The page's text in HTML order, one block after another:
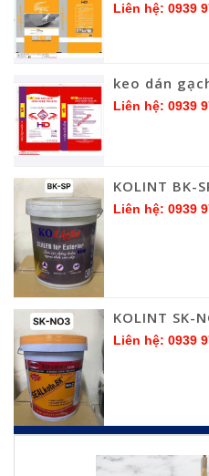
Liên hệ: 0939
keo dán
Liên hệ: 0939
KOLINT BK-
Liên hệ: 0939
KOLINT SK-
Liên hệ: 0939